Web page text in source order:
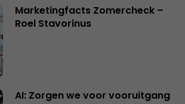
Marketingfacts Zomercheck –
Roel Stavorinus
AI: Zorgen we voor vooruitgang